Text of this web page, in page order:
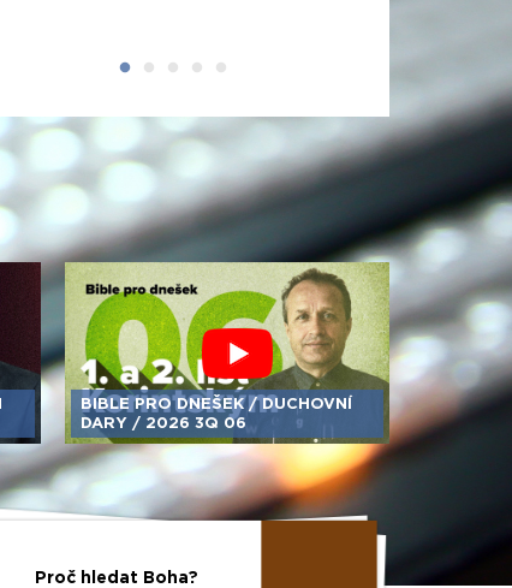
BIBLE PRO DNEŠEK /​ DUCHOVNÍ
DARY /​ 2026 3Q 06
Proč hledat Boha?